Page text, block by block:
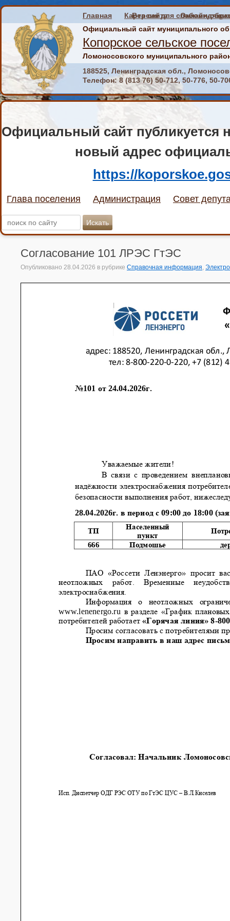
Главная Карта сайта
Онлайн-
Официальный сайт муниципального
Копорское сельское
Ломоносовского муниципального
188525, Ленинградская обл.,
Телефон: 8 (813 76) 50-712, 50-776, 50-
Официальный сайт публикуется
новый адрес
https://
Глава поселения Администрация Совет
Согласование 101 ЛРЭС ГтЭС
Опубликовано 28.04.2026 в рубрике Справочная информация,